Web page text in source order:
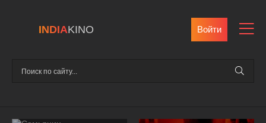
INDIAKINO Войти